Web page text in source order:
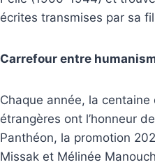
écrites transmises par sa
Carrefour entre
Chaque année, la
étrangères ont l’honneur
Panthéon, la promotion
Missak et Mélinée